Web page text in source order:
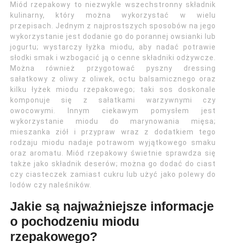
Miód rzepakowy to niezwykle wszechstronny składnik
kulinarny, który można wykorzystać w wielu
przepisach. Jednym z najprostszych sposobów na jego
wykorzystanie jest dodanie go do porannej owsianki lub
jogurtu; wystarczy łyżka miodu, aby nadać potrawie
słodki smak i wzbogacić ją o cenne składniki odżywcze.
Można również przygotować pyszny dressing
sałatkowy z oliwy z oliwek, octu balsamicznego oraz
kilku łyżek miodu rzepakowego; taki sos doskonale
komponuje się z sałatkami warzywnymi czy
owocowymi. Innym ciekawym pomysłem jest
wykorzystanie miodu do marynowania mięsa;
mieszanka ziół i przypraw wraz z dodatkiem tego
rodzaju miodu nadaje potrawom wyjątkowego smaku
oraz aromatu. Miód rzepakowy świetnie sprawdza się
także jako składnik deserów; można go dodać do ciast
czy ciasteczek zamiast cukru lub użyć jako polewy do
lodów czy naleśników.
Jakie są najważniejsze informacje
o pochodzeniu miodu
rzepakowego?